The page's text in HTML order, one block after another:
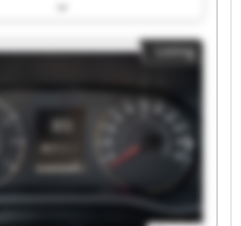
GmbH AMIS
GmbH AMIS
GmbH AMIS
GmbH AMIS
GmbH AMIS
GmbH AMIS
GmbH AMIS
GmbH AMIS
GmbH AMIS
GmbH AMIS
GmbH AMIS
GmbH AMIS
Listing